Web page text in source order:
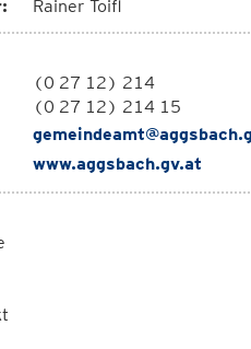
Rainer Toifl
(0 27 12) 214
(0 27 12) 214 15
www.aggsbach.gv.at